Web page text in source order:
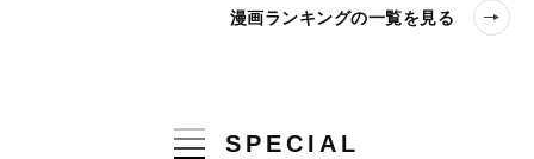
漫画ランキングの一覧を見る
SPECIAL